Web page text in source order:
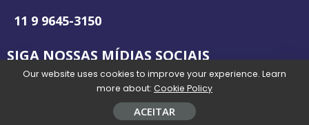
11 9 9645-3150
SIGA NOSSAS MÍDIAS SOCIAIS
Todos os direitos reservados @jornal3idade
Our website uses cookies to improve your experience. Learn
more about: Cookie Policy
ACEITAR